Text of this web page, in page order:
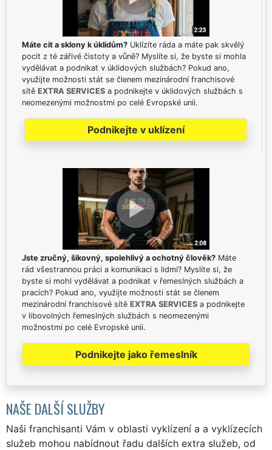
Máte cit a sklony k úklidům? Uklízíte ráda a máte pak skvělý
pocit z té zářivé čistoty a vůně? Myslíte si, že byste si mohla
vydělávat a podnikat v úklidových službách? Pokud ano,
využijte možnosti stát se členem mezinárodní franchisové
sítě EXTRA SERVICES a podnikejte v úklidových službách s
neomezenými možnostmi po celé Evropské unii.
Podnikejte v uklízení
Jste zručný, šikovný, spolehlivý a ochotný člověk? Máte
rád všestrannou práci a komunikaci s lidmi? Myslíte si, že
byste si mohl vydělávat a podnikat v řemeslných službách a
pracích? Pokud ano, využijte možnosti stát se členem
mezinárodní franchisové sítě EXTRA SERVICES a podnikejte
v libovolných řemeslných službách s neomezenými
možnostmi po celé Evropské unii.
Podnikejte jako řemeslník
NAŠE DALŠÍ SLUŽBY
Naši franchisanti Vám v oblasti vyklízení a a vyklízecích
služeb mohou nabídnout řadu dalších extra služeb, od